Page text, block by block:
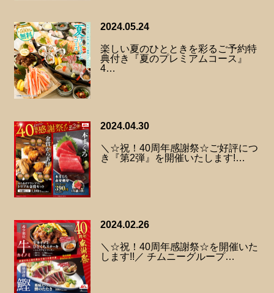
2024.05.24
楽しい夏のひとときを彩るご予約特
典付き『夏のプレミアムコース』
4…
2024.04.30
＼☆祝！40周年感謝祭☆ご好評につ
き『第2弾』を開催いたします!…
2024.02.26
＼☆祝！40周年感謝祭☆を開催いた
します!!／ チムニーグループ…